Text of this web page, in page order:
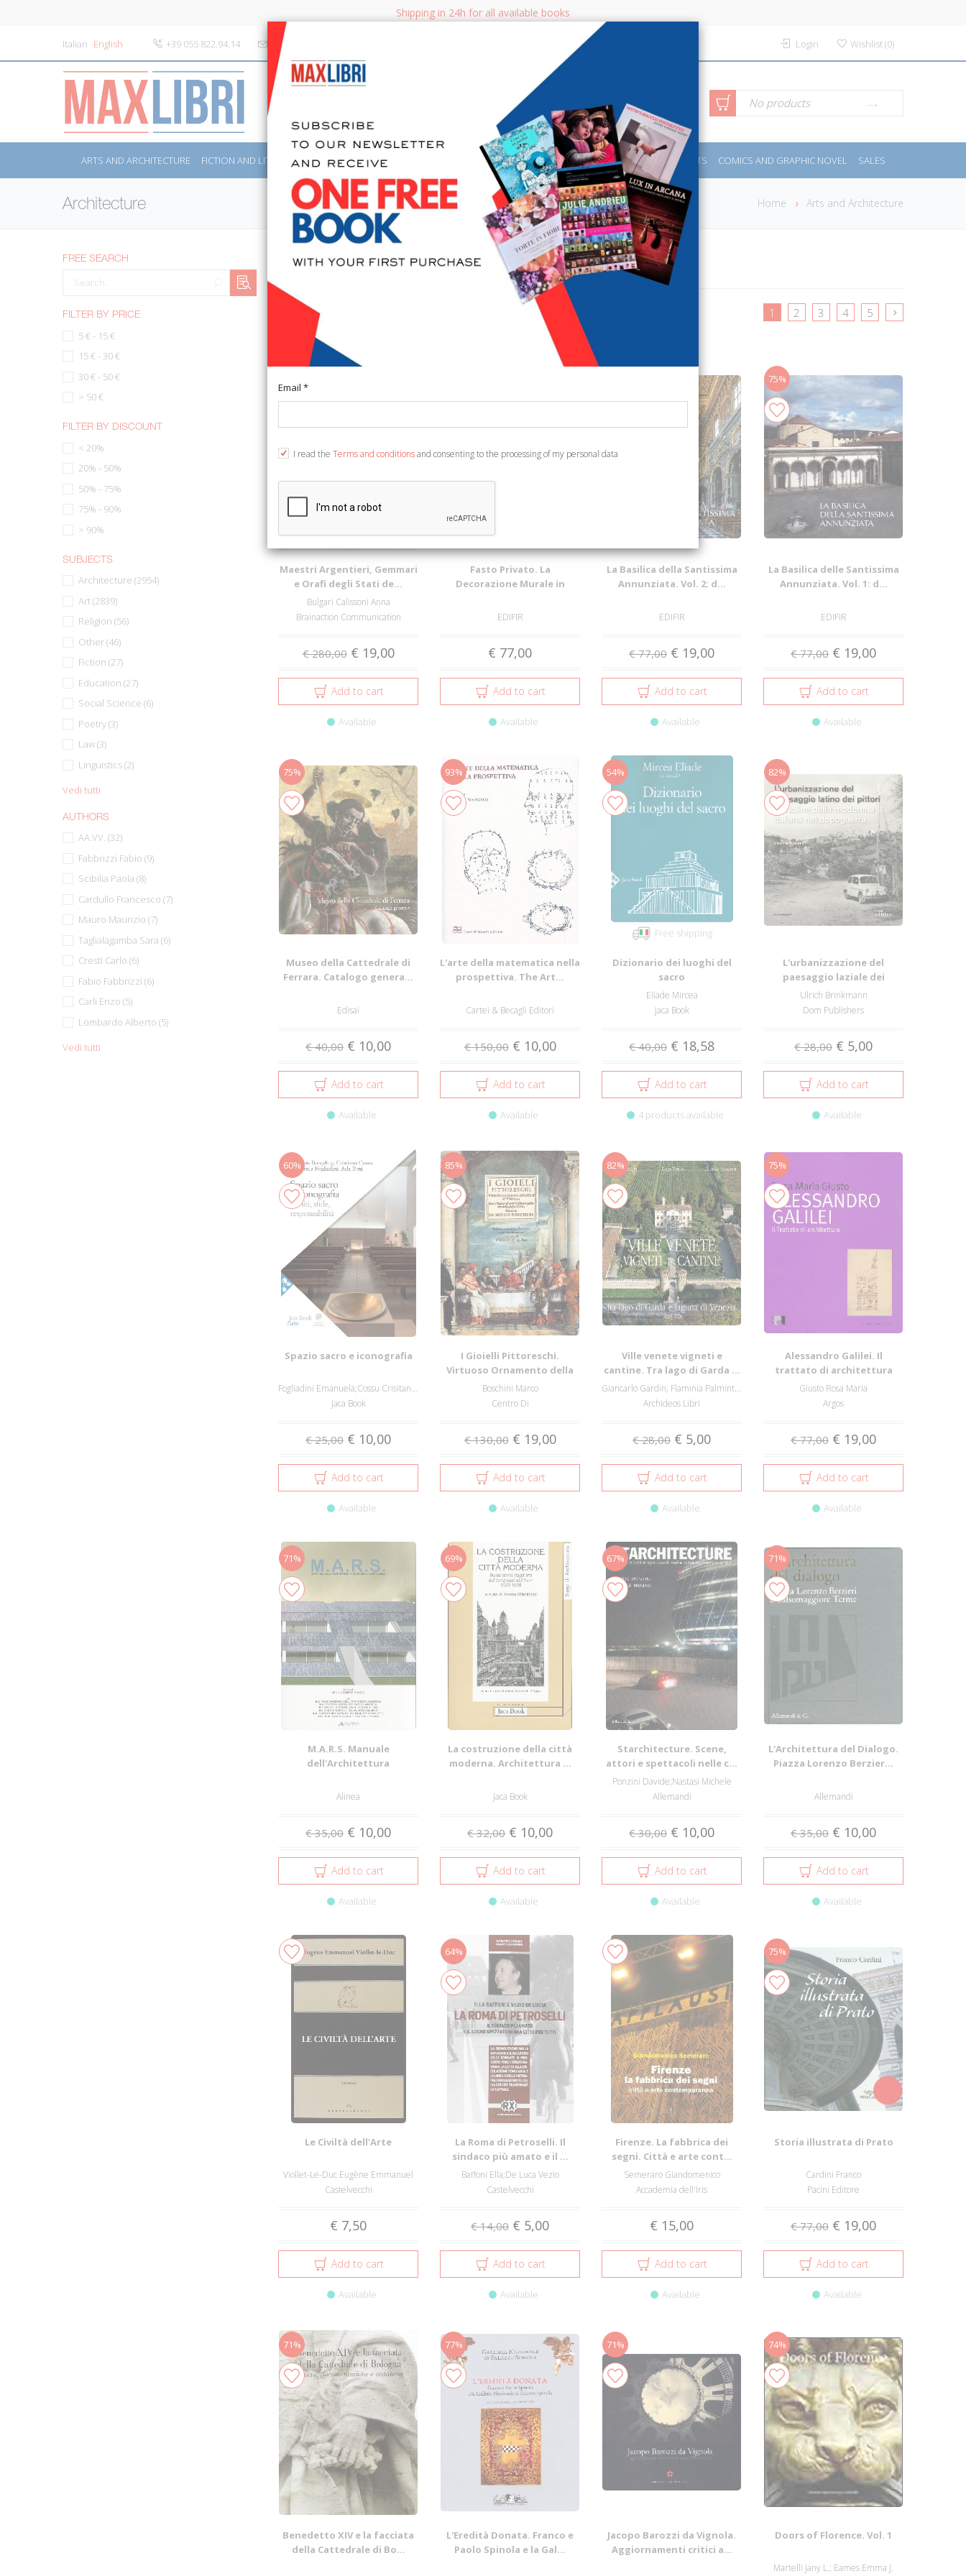
Shipping in 24h for all available books
Italian English +39 055 822.94.14 info@maxlibri.it Login Wishlist(0)
SEARCH Advanced
Search
No products
ARTS AND ARCHITECTURE FICTION AND LITERATURE NON FICTION BOOKS FOR CHILDREN & YOUNG ADULTS MANUALS - GUIDES SPORTS COMICS AND GRAPHIC NOVEL SALES
Architecture Home Arts and Architecture
ORDER BY - N° 24
Results from 1 to 24 on 5965 1 2 3 4 5
Maestri Argentieri, Gemmari
e Orafi degli Stati de...
Bulgari Calissoni Anna
Brainaction Communication
€ 280,00 € 19,00
Add to cart
Available
Fasto Privato. La
Decorazione Murale in
EDIFIR
€ 77,00
Add to cart
Available
La Basilica della Santissima
Annunziata. Vol. 2: d...
EDIFIR
€ 77,00 € 19,00
Add to cart
Available
75%
La Basilica delle Santissima
Annunziata. Vol. 1: d...
EDIFIR
€ 77,00 € 19,00
Add to cart
Available
75%
Museo della Cattedrale di
Ferrara. Catalogo genera...
Edisai
€ 40,00 € 10,00
Add to cart
Available
93%
L'arte della matematica nella
prospettiva. The Art...
Cartei & Becagli Editori
€ 150,00 € 10,00
Add to cart
Available
54%
Free shipping
Dizionario dei luoghi del
sacro
Eliade Mircea
Jaca Book
€ 40,00 € 18,58
Add to cart
4 products available
82%
L'urbanizzazione del
paesaggio laziale dei
pittori...
Ulrich Brinkmann
Dom Publishers
€ 28,00 € 5,00
Add to cart
Available
60%
Spazio sacro e iconografia
Fogliadini Emanuela;Cossu Crisitano;Boespf...
Jaca Book
€ 25,00 € 10,00
Add to cart
Available
85%
I Gioielli Pittoreschi.
Virtuoso Ornamento della
C...
Boschini Marco
Centro Di
€ 130,00 € 19,00
Add to cart
Available
82%
Ville venete vigneti e
cantine. Tra lago di Garda ...
Giancarlo Gardin; Flaminia Palminteri; Die...
Archideos Libri
€ 28,00 € 5,00
Add to cart
Available
75%
Alessandro Galilei. Il
trattato di architettura
Giusto Rosa Maria
Argos
€ 77,00 € 19,00
Add to cart
Available
71%
M.A.R.S. Manuale
dell'Architettura
Alinea
€ 35,00 € 10,00
Add to cart
Available
69%
La costruzione della città
moderna. Architettura ...
Jaca Book
€ 32,00 € 10,00
Add to cart
Available
67%
Starchitecture. Scene,
attori e spettacoli nelle c...
Ponzini Davide;Nastasi Michele
Allemandi
€ 30,00 € 10,00
Add to cart
Available
71%
L'Architettura del Dialogo.
Piazza Lorenzo Berzier...
Allemandi
€ 35,00 € 10,00
Add to cart
Available
Le Civiltà dell'Arte
Viollet-Le-Duc Eugène Emmanuel
Castelvecchi
€ 7,50
Add to cart
Available
64%
La Roma di Petroselli. Il
sindaco più amato e il ...
Baffoni Ella;De Luca Vezio
Castelvecchi
€ 14,00 € 5,00
Add to cart
Available
Firenze. La fabbrica dei
segni. Città e arte cont...
Semeraro Giandomenico
Accademia dell'Iris
€ 15,00
Add to cart
Available
75%
Storia illustrata di Prato
Cardini Franco
Pacini Editore
€ 77,00 € 19,00
Add to cart
Available
71%
Benedetto XIV e la facciata
della Cattedrale di Bo...
77%
L'Eredità Donata. Franco e
Paolo Spinola e la Gal...
71%
Jacopo Barozzi da Vignola.
Aggiornamenti critici a...
74%
Doors of Florence. Vol. 1
Martelli Jany L.; Eames Emma J.
FREE SEARCH
FILTER BY PRICE
5 € - 15 €
15 € - 30 €
30 € - 50 €
> 50 €
FILTER BY DISCOUNT
< 20%
20% - 50%
50% - 75%
75% - 90%
> 90%
SUBJECTS
Architecture (2954)
Art (2839)
Religion (56)
Other (46)
Fiction (27)
Education (27)
Social Science (6)
Poetry (3)
Law (3)
Linguistics (2)
Vedi tutti
AUTHORS
AA.VV. (32)
Fabbrizzi Fabio (9)
Scibilia Paola (8)
Cardullo Francesco (7)
Mauro Maurizio (7)
Taglialagamba Sara (6)
Cresti Carlo (6)
Fabio Fabbrizzi (6)
Carli Enzo (5)
Lombardo Alberto (5)
Vedi tutti
Email *
I read the Terms and conditionsand consenting to the processing of my personal data